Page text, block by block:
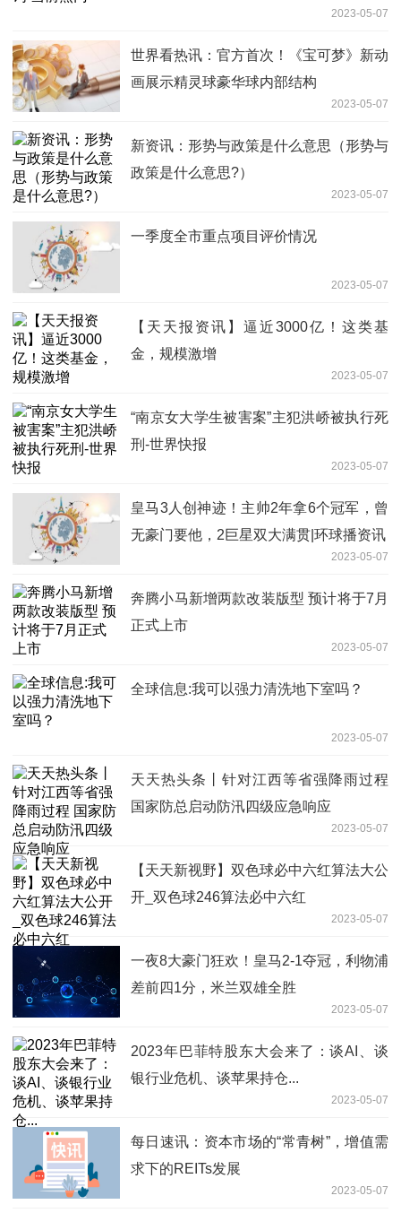
2023-05-07
世界看热讯：官方首次！《宝可梦》新动
画展示精灵球豪华球内部结构
2023-05-07
新资讯：形势与政策是什么意思（形势与
政策是什么意思?）
2023-05-07
一季度全市重点项目评价情况
2023-05-07
【天天报资讯】逼近3000亿！这类基
金，规模激增
2023-05-07
“南京女大学生被害案”主犯洪峤被执行死
刑-世界快报
2023-05-07
皇马3人创神迹！主帅2年拿6个冠军，曾
无豪门要他，2巨星双大满贯|环球播资讯
2023-05-07
奔腾小马新增两款改装版型 预计将于7月
正式上市
2023-05-07
全球信息:我可以强力清洗地下室吗？
2023-05-07
天天热头条丨针对江西等省强降雨过程
国家防总启动防汛四级应急响应
2023-05-07
【天天新视野】双色球必中六红算法大公
开_双色球246算法必中六红
2023-05-07
一夜8大豪门狂欢！皇马2-1夺冠，利物浦
差前四1分，米兰双雄全胜
2023-05-07
2023年巴菲特股东大会来了：谈AI、谈
银行业危机、谈苹果持仓...
2023-05-07
每日速讯：资本市场的“常青树”，增值需
求下的REITs发展
2023-05-07